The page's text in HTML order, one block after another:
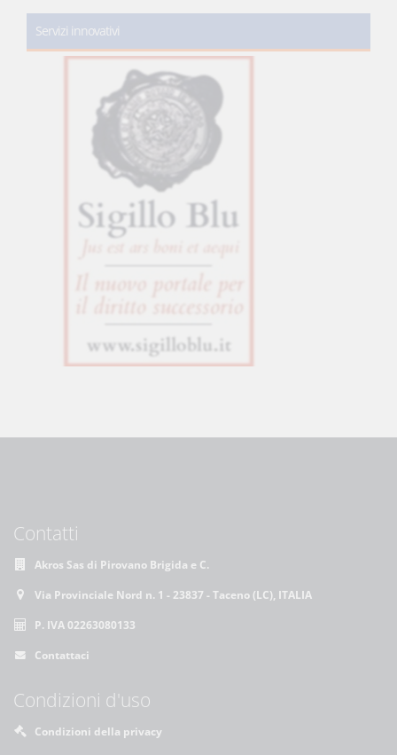
Servizi innovativi
Contatti
Akros Sas di Pirovano Brigida e C.
Via Provinciale Nord n. 1 - 23837 - Taceno (LC), ITALIA
P. IVA 02263080133
Contattaci
Condizioni d'uso
Condizioni della privacy